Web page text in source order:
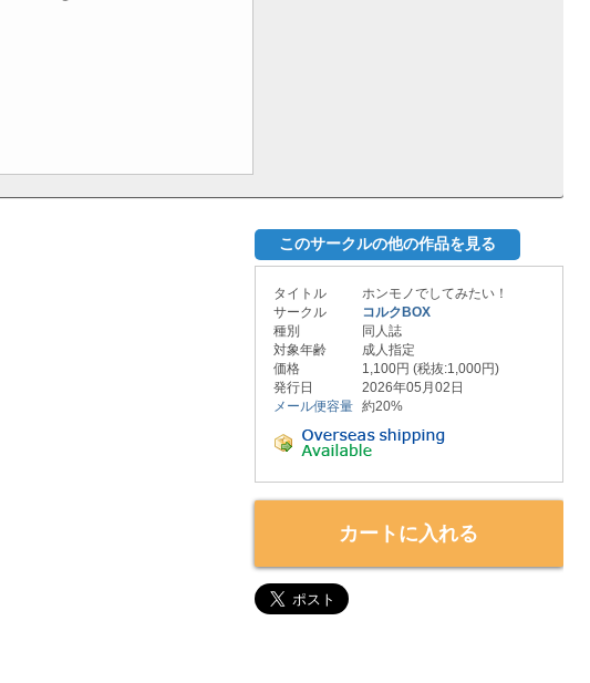
このサークルの他の作品を見る
タイトル
ホンモノでしてみたい！
サークル
コルクBOX
種別
同人誌
対象年齢
成人指定
価格
1,100円 (税抜:1,000円)
発行日
2026年05月02日
メール便容量 約20%
カートに入れる